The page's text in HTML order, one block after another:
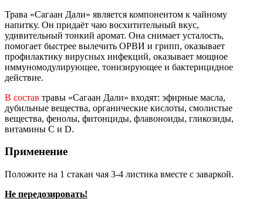
Трава «Сагаан Дали» является компонентом к чайному
напитку. Он придаёт чаю восхитительный вкус,
удивительный тонкий аромат. Она снимает усталость,
помогает быстрее вылечить ОРВИ и грипп, оказывает
профилактику вирусных инфекций, оказывает мощное
иммуномодулирующее, тонизирующее и бактерицидное
действие.
В состав травы «Сагаан Дали» входят: эфирные масла,
дубильные вещества, органические кислоты, смолистые
вещества, фенолы, фитонциды, флавоноиды, гликозиды,
витамины С и D.
Применение
Положите на 1 стакан чая 3-4 листика вместе с заваркой.
Не передозировать!